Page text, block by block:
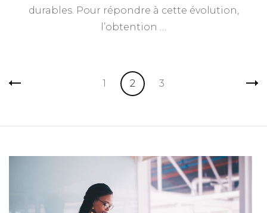
durables. Pour répondre à cette évolution,
l’obtention …
Pagination
Page
1 Page
2 Page
3